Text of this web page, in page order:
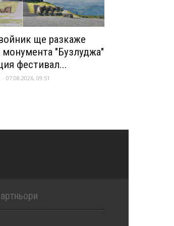
ще разкаже
монумента "Бузлуджа"
фестивал...
- 07.08.2026, 09:51